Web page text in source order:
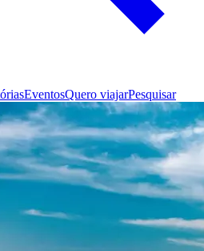
EventosQuero viajarPesquisar